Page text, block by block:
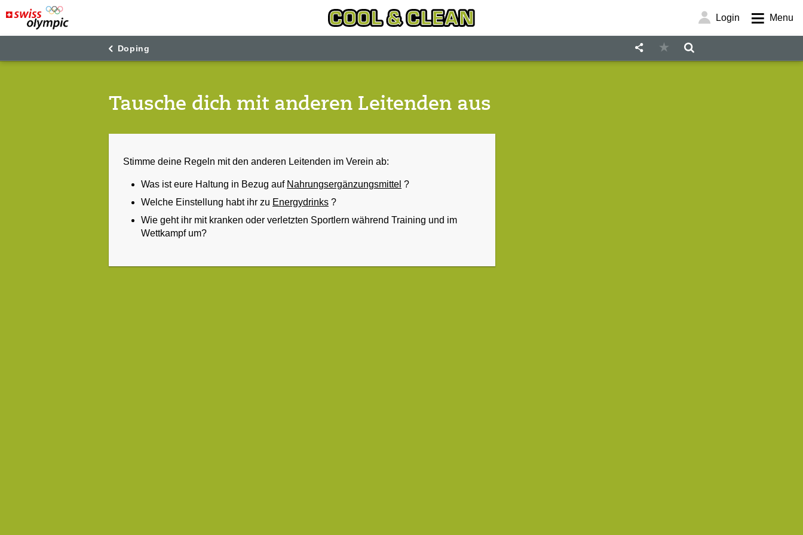
Login
Menu
Doping
Tausche dich mit anderen Leitenden aus
Stimme deine Regeln mit den anderen Leitenden im Verein ab:
Was ist eure Haltung in Bezug auf Nahrungsergänzungsmittel ?
Welche Einstellung habt ihr zu Energydrinks ?
Wie geht ihr mit kranken oder verletzten Sportlern während Training und im
Wettkampf um?